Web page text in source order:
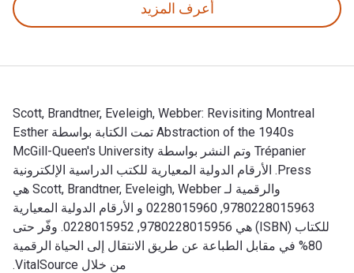
أعرف المزيد
Scott, Brandtner, Eveleigh, Webber: Revisiting Montreal
Abstraction of the 1940s تمت الكتابة بواسطة Esther
Trépanier وتم النشر بواسطة McGill-Queen's University
Press. الأرقام الدولية المعيارية للكتب الدراسية الإلكترونية
والرقمية لـ Scott, Brandtner, Eveleigh, Webber هي
9780228015963, 0228015960 و الأرقام الدولية المعيارية
للكتاب (ISBN) هي 9780228015956, 0228015952. وفّر حتى
80% في مقابل الطباعة عن طريق الانتقال إلى الحياة الرقمية
من خلال VitalSource.